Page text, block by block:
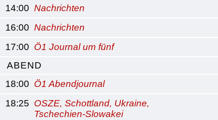
14:00 Nachrichten
16:00 Nachrichten
17:00 Ö1 Journal um fünf
ABEND
18:00 Ö1 Abendjournal
18:25 OSZE, Schottland, Ukraine,
Tschechien-Slowakei